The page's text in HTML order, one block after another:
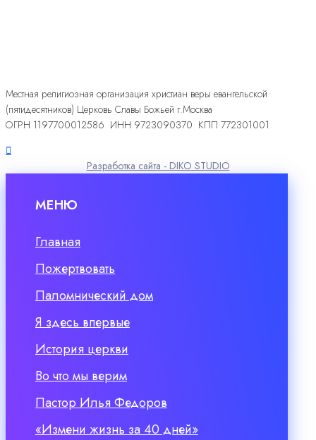
Местная религиозная организация христиан веры евангельской
(пятидесятников) Церковь Славы Божьей г.Москва
ОГРН 1197700012586 ИНН 9723090370 КПП 772301001
Разработка сайта - DIKO STUDIO
МЕНЮ
Главная
Пожертвовать
Паломнический дом
Я здесь впервые
История церкви
Во что мы верим
Пастор Илья Федоров
«Измени жизнь за 40 дней»